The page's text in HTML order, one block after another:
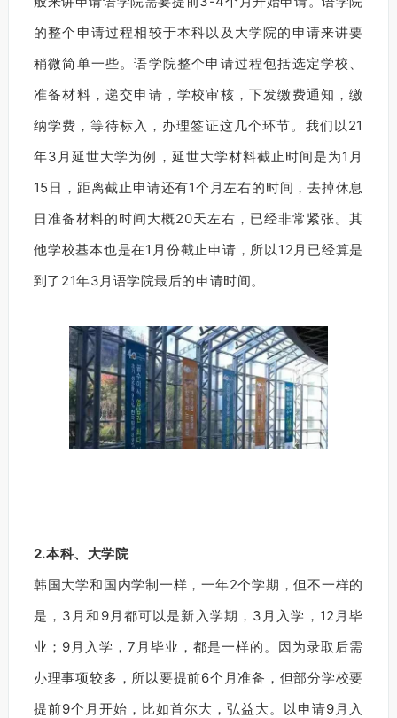
的整个申请过程相较于本科以及大学院的申请来讲要
稍微简单一些。语学院整个申请过程包括选定学校、
准备材料，递交申请，学校审核，下发缴费通知，缴
纳学费，等待标入，办理签证这几个环节。我们以21
年3月延世大学为例，延世大学材料截止时间是为1月
15日，距离截止申请还有1个月左右的时间，去掉休息
日准备材料的时间大概20天左右，已经非常紧张。其
他学校基本也是在1月份截止申请，所以12月已经算是
到了21年3月语学院最后的申请时间。
2.本科、大学院
韩国大学和国内学制一样，一年2个学期，但不一样的
是，3月和9月都可以是新入学期，3月入学，12月毕
业；9月入学，7月毕业，都是一样的。因为录取后需
办理事项较多，所以要提前6个月准备，但部分学校要
提前9个月开始，比如首尔大，弘益大。以申请9月入